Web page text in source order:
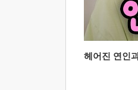
헤어진 연인